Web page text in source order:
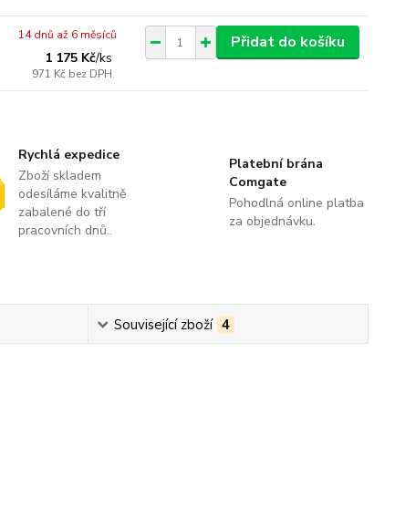
1 175 Kč/ks
971 Kč bez DPH
14 dnů až 6 měsíců Přidat do košíku
Rychlá expedice
Zboží skladem
odesíláme kvalitně
zabalené do tří
pracovních dnů..
Platební brána
Comgate
Pohodlná online platba
za objednávku.
Související zboží 4